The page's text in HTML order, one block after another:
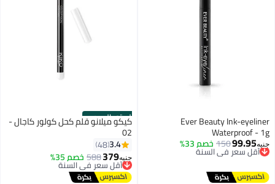
Ever Beauty Ink-eyeliner
Waterproof - 1g
جنيه99.95
150 خصم 33%
أقل سعر في السنة
توصيل مجاني
الستور الرسمي
8
كيكو ميلانو قلم كحل كولور كاجال -
02
3.4
48
جنيه379
588 خصم 35%
أقل سعر في السنة
توصيل مجاني
أقل سعر في السنة